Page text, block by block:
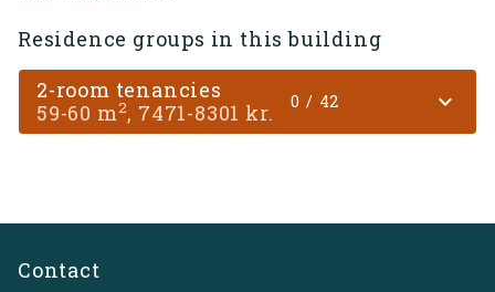
Residence groups in this building
2-room tenancies
59-60 m2, 7471-8301 kr. 0 / 42 expand_more
Contact